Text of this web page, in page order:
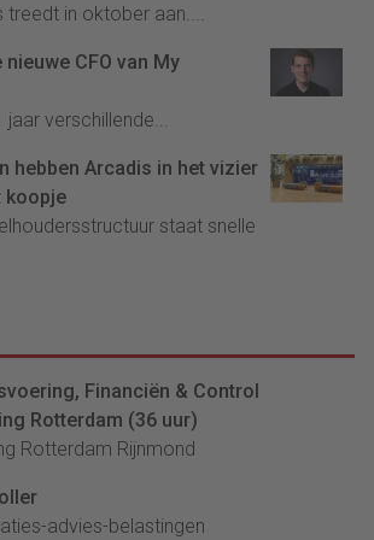
in oktober aan....
CFO van My
verschillende...
hebben Arcadis in het vizier
koopje
staat snelle
Financiën & Control
Rotterdam (36 uur)
Rotterdam Rijnmond
advies-belastingen